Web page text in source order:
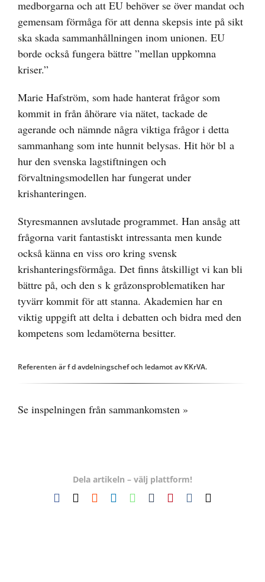
medborgarna och att EU behöver se över mandat och
gemensam förmåga för att denna skepsis inte på sikt
ska skada sammanhållningen inom unionen. EU
borde också fungera bättre ”mellan uppkomna
kriser.”
Marie Hafström, som hade hanterat frågor som
kommit in från åhörare via nätet, tackade de
agerande och nämnde några viktiga frågor i detta
sammanhang som inte hunnit belysas. Hit hör bl a
hur den svenska lagstiftningen och
förvaltningsmodellen har fungerat under
krishanteringen.
Styresmannen avslutade programmet. Han ansåg att
frågorna varit fantastiskt intressanta men kunde
också känna en viss oro kring svensk
krishanteringsförmåga. Det finns åtskilligt vi kan bli
bättre på, och den s k gråzonsproblematiken har
tyvärr kommit för att stanna. Akademien har en
viktig uppgift att delta i debatten och bidra med den
kompetens som ledamöterna besitter.
Referenten är f d avdelningschef och ledamot av KKrVA.
Se inspelningen från sammankomsten »
Dela artikeln – välj plattform!
Facebook RedditLinkedInWhatsApp
TumblrPinterest
Vk